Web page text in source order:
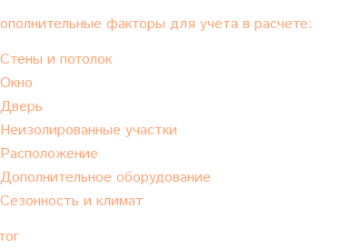
факторы для учета в расчете:
Стены и потолок
Окно
Дверь
Неизолированные участки
Расположение
Дополнительное оборудование
Сезонность и климат